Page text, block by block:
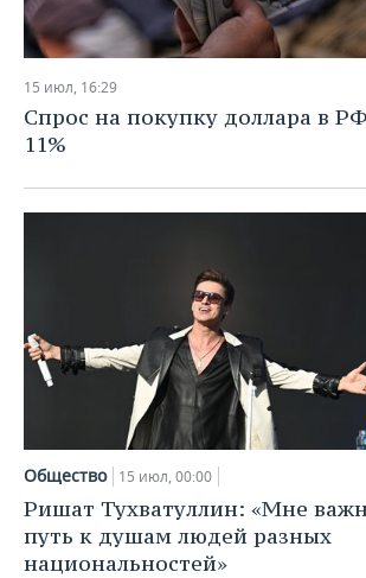
15 июл, 16:29
Спрос на покупку доллара в
11%
Общество 15 июл, 00:00
Ришат Тухватуллин: «Мне
путь к душам людей разных
национальностей»